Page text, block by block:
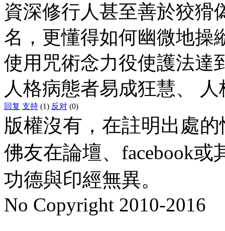
資深修行人甚至善於狡猾
名，更懂得如何幽微地操
使用咒術念力役使護法達
人格病態者易成狂慧、
回复 支持 (1) 反对 (0)
版權沒有，在註明出處
佛友在論壇、facebook
功德與印經無異。
No Copyright 2010-2016